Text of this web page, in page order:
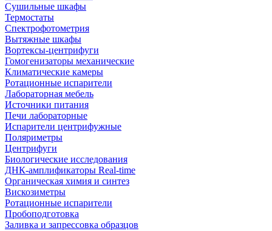
Сушильные шкафы
Термостаты
Спектрофотометрия
Вытяжные шкафы
Вортексы-центрифуги
Гомогенизаторы механические
Климатические камеры
Ротационные испарители
Лабораторная мебель
Источники питания
Печи лабораторные
Испарители центрифужные
Поляриметры
Центрифуги
Биологические исследования
ДНК-амплификаторы Real-time
Органическая химия и синтез
Вискозиметры
Ротационные испарители
Пробоподготовка
Заливка и запрессовка образцов